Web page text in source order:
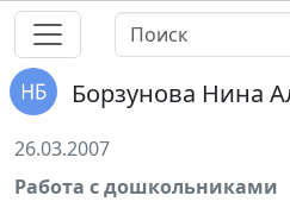
Борзунова Нина
26.03.2007
Работа с дошкольниками